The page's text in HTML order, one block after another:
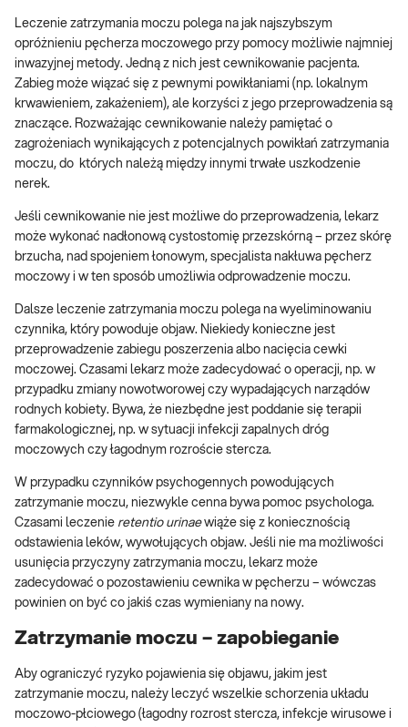
Leczenie zatrzymania moczu polega na jak najszybszym
opróżnieniu pęcherza moczowego przy pomocy możliwie najmniej
inwazyjnej metody. Jedną z nich jest cewnikowanie pacjenta.
Zabieg może wiązać się z pewnymi powikłaniami (np. lokalnym
krwawieniem, zakażeniem), ale korzyści z jego przeprowadzenia są
znaczące. Rozważając cewnikowanie należy pamiętać o
zagrożeniach wynikających z potencjalnych powikłań zatrzymania
moczu, do których należą między innymi trwałe uszkodzenie
nerek.
Jeśli cewnikowanie nie jest możliwe do przeprowadzenia, lekarz
może wykonać nadłonową cystostomię przezskórną – przez skórę
brzucha, nad spojeniem łonowym, specjalista nakłuwa pęcherz
moczowy i w ten sposób umożliwia odprowadzenie moczu.
Dalsze leczenie zatrzymania moczu polega na wyeliminowaniu
czynnika, który powoduje objaw. Niekiedy konieczne jest
przeprowadzenie zabiegu poszerzenia albo nacięcia cewki
moczowej. Czasami lekarz może zadecydować o operacji, np. w
przypadku zmiany nowotworowej czy wypadających narządów
rodnych kobiety. Bywa, że niezbędne jest poddanie się terapii
farmakologicznej, np. w sytuacji infekcji zapalnych dróg
moczowych czy łagodnym rozroście stercza.
W przypadku czynników psychogennych powodujących
zatrzymanie moczu, niezwykle cenna bywa pomoc psychologa.
Czasami leczenie retentio urinaewiąże się z koniecznością
odstawienia leków, wywołujących objaw. Jeśli nie ma możliwości
usunięcia przyczyny zatrzymania moczu, lekarz może
zadecydować o pozostawieniu cewnika w pęcherzu – wówczas
powinien on być co jakiś czas wymieniany na nowy.
Zatrzymanie moczu – zapobieganie
Aby ograniczyć ryzyko pojawienia się objawu, jakim jest
zatrzymanie moczu, należy leczyć wszelkie schorzenia układu
moczowo-płciowego (łagodny rozrost stercza, infekcje wirusowe i